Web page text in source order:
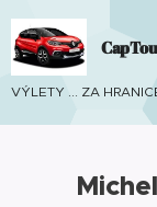
VÝLETY ... ZA